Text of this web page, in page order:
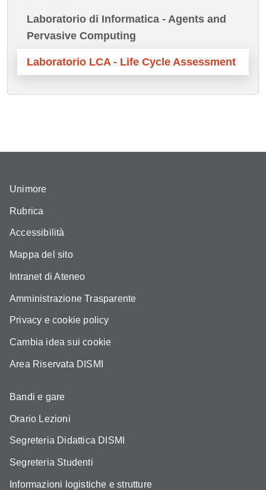
Laboratorio di Informatica - Agents and
Pervasive Computing
Laboratorio LCA - Life Cycle Assessment
Unimore
Rubrica
Accessibilità
Mappa del sito
Intranet di Ateneo
Amministrazione Trasparente
Privacy e cookie policy
Cambia idea sui cookie
Area Riservata DISMI
Bandi e gare
Orario Lezioni
Segreteria Didattica DISMI
Segreteria Studenti
Informazioni logistiche e strutture